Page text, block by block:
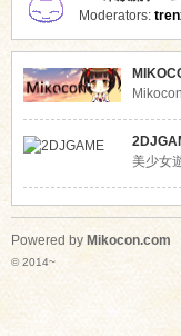
Moderators:
美少女
Powered by Mikocon.com
© 2014~